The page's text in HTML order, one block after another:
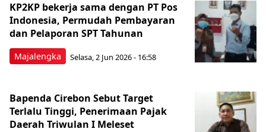
Majalengka
KP2KP bekerja sama dengan PT Pos
Indonesia, Permudah Pembayaran
dan Pelaporan SPT Tahunan
Selasa, 2 Jun 2026 - 16:58
Bapenda Cirebon Sebut Target
Terlalu Tinggi, Penerimaan Pajak
Daerah Triwulan I Meleset